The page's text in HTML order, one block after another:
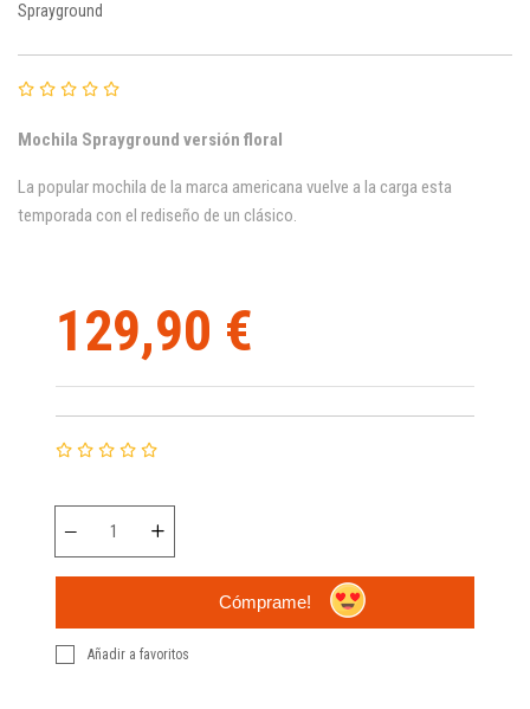
Sprayground
Mochila Sprayground versión floral
La popular mochila de la marca americana vuelve a la carga esta
temporada con el rediseño de un clásico.
129,90 €
Cómprame!
Añadir a favoritos